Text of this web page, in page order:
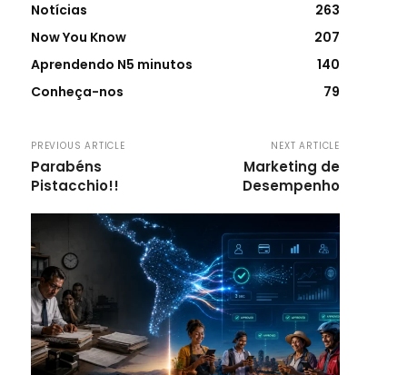
Notícias
263
Now You Know
207
Aprendendo N5 minutos
140
Conheça-nos
79
PREVIOUS ARTICLE
Parabéns
Pistacchio!!
NEXT ARTICLE
Marketing de
Desempenho